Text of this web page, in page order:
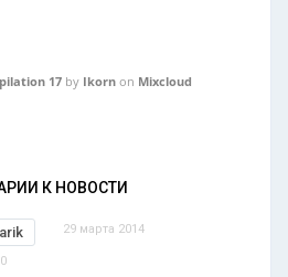
17 by Ikorn on Mixcloud
К НОВОСТИ
29 марта 2014